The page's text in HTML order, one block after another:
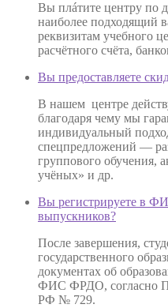
Вы плáтите центру по
наиболее подходящий
реквизитам учебного
расчётного счёта,
Вы предоставляете
В нашем центре
благодаря чему мы
индивидуальный
спецпредложений —
группового обучения,
учёных» и др.
Вы регистрируете в
выпускников?
После завершения,
государственного
документах об
ФИС ФРДО, согласно
РФ № 729.